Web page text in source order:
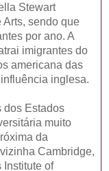
Stewart
Arts, sendo que
por ano. A
imigrantes do
americana das
inglesa.
dos Estados
muito
da
Cambridge,
Institute of